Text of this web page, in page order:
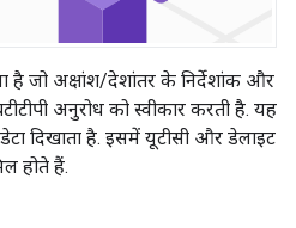
है जो अक्षांश/देशांतर के निर्देशांक और
अनुरोध को स्वीकार करती है. यह
दिखाता है. इसमें यूटीसी और डेलाइट
होते हैं.